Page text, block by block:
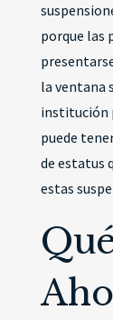
porque las
la ventana
institución
puede
de estatus
estas